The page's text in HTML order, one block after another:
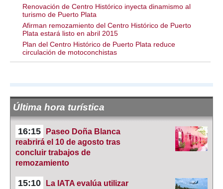
Renovación de Centro Histórico inyecta dinamismo al
turismo de Puerto Plata
Afirman remozamiento del Centro Histórico de Puerto
Plata estará listo en abril 2015
Plan del Centro Histórico de Puerto Plata reduce
circulación de motoconchistas
Última hora turística
16:15
Paseo Doña Blanca
reabrirá el 10 de agosto tras
concluir trabajos de
remozamiento
15:10
La IATA evalúa utilizar